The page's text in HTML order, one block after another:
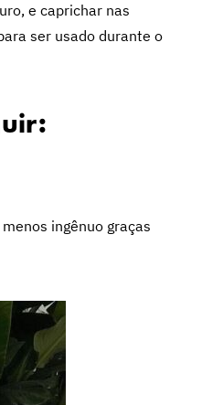
e caprichar nas
ser usado durante o
ingênuo graças